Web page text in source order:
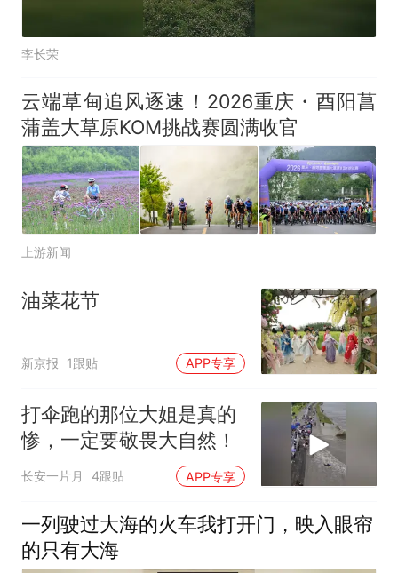
李长荣
云端草甸追风逐速！2026重庆・酉阳菖
蒲盖大草原KOM挑战赛圆满收官
上游新闻
油菜花节
新京报 1跟贴 APP专享
打伞跑的那位大姐是真的
惨，一定要敬畏大自然！
长安一片月 4跟贴 APP专享
一列驶过大海的火车我打开门，映入眼帘
的只有大海